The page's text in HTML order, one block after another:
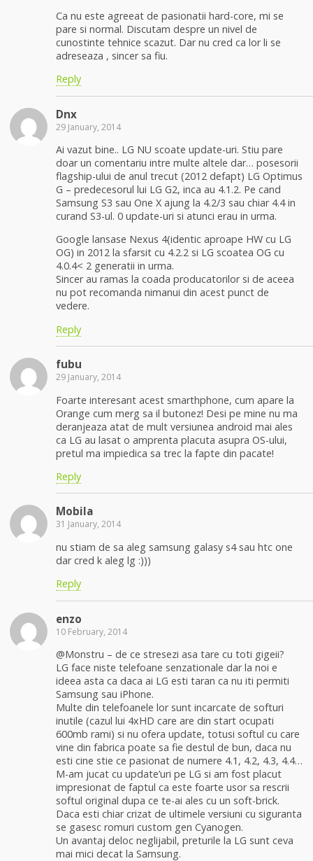
Ca nu este agreeat de pasionatii hard-core, mi se
pare si normal. Discutam despre un nivel de
cunostinte tehnice scazut. Dar nu cred ca lor li se
adreseaza , sincer sa fiu.
Reply
Dnx
29 January, 2014
Ai vazut bine.. LG NU scoate update-uri. Stiu pare
doar un comentariu intre multe altele dar… posesorii
flagship-ului de anul trecut (2012 defapt) LG Optimus
G – predecesorul lui LG G2, inca au 4.1.2. Pe cand
Samsung S3 sau One X ajung la 4.2/3 sau chiar 4.4 in
curand S3-ul. 0 update-uri si atunci erau in urma.
Google lansase Nexus 4(identic aproape HW cu LG
OG) in 2012 la sfarsit cu 4.2.2 si LG scoatea OG cu
4.0.4< 2 generatii in urma.
Sincer au ramas la coada producatorilor si de aceea
nu pot recomanda nimanui din acest punct de
vedere.
Reply
fubu
29 January, 2014
Foarte interesant acest smarthphone, cum apare la
Orange cum merg sa il butonez! Desi pe mine nu ma
deranjeaza atat de mult versiunea android mai ales
ca LG au lasat o amprenta placuta asupra OS-ului,
pretul ma impiedica sa trec la fapte din pacate!
Reply
Mobila
31 January, 2014
nu stiam de sa aleg samsung galasy s4 sau htc one
dar cred k aleg lg :)))
Reply
enzo
10 February, 2014
@Monstru – de ce stresezi asa tare cu toti gigeii?
LG face niste telefoane senzationale dar la noi e
ideea asta ca daca ai LG esti taran ca nu iti permiti
Samsung sau iPhone.
Multe din telefoanele lor sunt incarcate de softuri
inutile (cazul lui 4xHD care are din start ocupati
600mb rami) si nu ofera update, totusi softul cu care
vine din fabrica poate sa fie destul de bun, daca nu
esti cine stie ce pasionat de numere 4.1, 4.2, 4.3, 4.4…
M-am jucat cu update’uri pe LG si am fost placut
impresionat de faptul ca este foarte usor sa rescrii
softul original dupa ce te-ai ales cu un soft-brick.
Daca esti chiar crizat de ultimele versiuni cu siguranta
se gasesc romuri custom gen Cyanogen.
Un avantaj deloc neglijabil, preturile la LG sunt ceva
mai mici decat la Samsung.